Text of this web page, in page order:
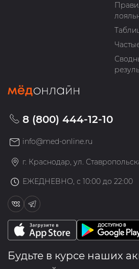
8 (800) 444-12-10
info@med-online.ru
г. Краснодар, ул.
ЕЖЕДНЕВНО, с 10:00 до 22:00
Будьте в курсе наших